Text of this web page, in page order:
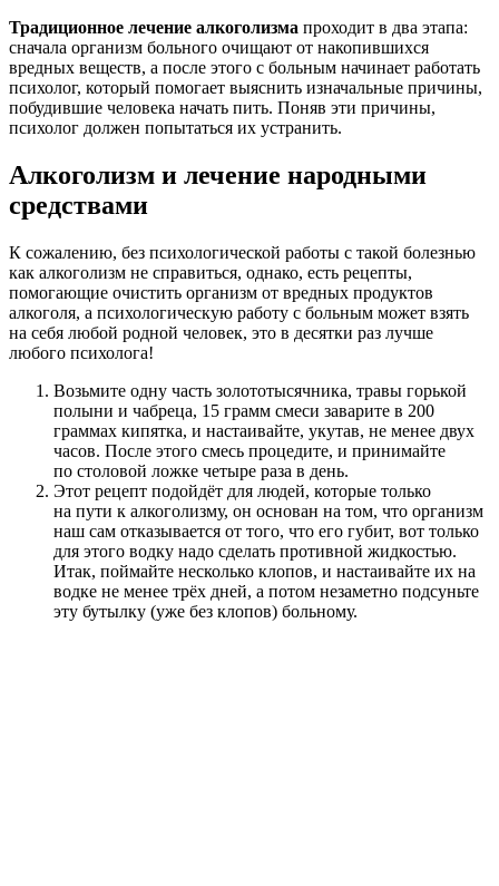
Традиционное лечение алкоголизма проходит в два этапа:
сначала организм больного очищают от накопившихся
вредных веществ, а после этого с больным начинает работать
психолог, который помогает выяснить изначальные причины,
побудившие человека начать пить. Поняв эти причины,
психолог должен попытаться их устранить.
Алкоголизм и лечение народными
средствами
К сожалению, без психологической работы с такой болезнью
как алкоголизм не справиться, однако, есть рецепты,
помогающие очистить организм от вредных продуктов
алкоголя, а психологическую работу с больным может взять
на себя любой родной человек, это в десятки раз лучше
любого психолога!
Возьмите одну часть золототысячника, травы горькой
полыни и чабреца, 15 грамм смеси заварите в 200
граммах кипятка, и настаивайте, укутав, не менее двух
часов. После этого смесь процедите, и принимайте
по столовой ложке четыре раза в день.
Этот рецепт подойдёт для людей, которые только
на пути к алкоголизму, он основан на том, что организм
наш сам отказывается от того, что его губит, вот только
для этого водку надо сделать противной жидкостью.
Итак, поймайте несколько клопов, и настаивайте их на
водке не менее трёх дней, а потом незаметно подсуньте
эту бутылку (уже без клопов) больному.